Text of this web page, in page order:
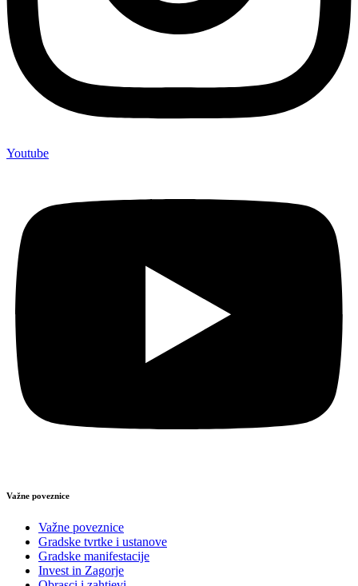
Youtube
Važne poveznice
Važne poveznice
Gradske tvrtke i ustanove
Gradske manifestacije
Invest in Zagorje